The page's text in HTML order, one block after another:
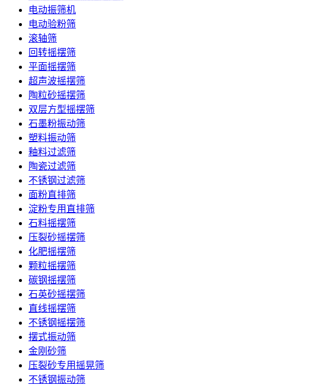
电动振筛机
电动验粉筛
滚轴筛
回转摇摆筛
平面摇摆筛
超声波摇摆筛
陶粒砂摇摆筛
双层方型摇摆筛
石墨粉振动筛
塑料振动筛
釉料过滤筛
陶瓷过滤筛
不锈钢过滤筛
面粉直排筛
淀粉专用直排筛
石料摇摆筛
压裂砂摇摆筛
化肥摇摆筛
颗粒摇摆筛
碳钢摇摆筛
石英砂摇摆筛
直线摇摆筛
不锈钢摇摆筛
摆式振动筛
金刚砂筛
压裂砂专用摇晃筛
不锈钢振动筛